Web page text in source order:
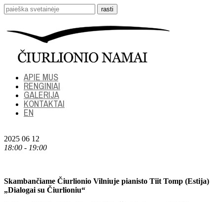
APIE MUS
RENGINIAI
GALERIJA
KONTAKTAI
EN
2025 06 12
18:00 - 19:00
Skambančiame Čiurlionio Vilniuje pianisto Tiit Tomp (Estija)
„Dialogai su Čiurlioniu“